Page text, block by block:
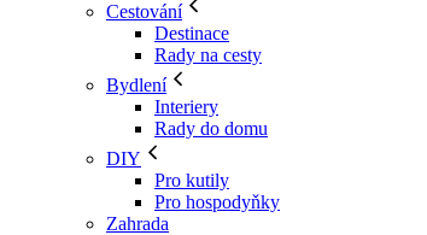
Cestování
Destinace
Rady na cesty
Bydlení
Interiery
Rady do domu
DIY
Pro kutily
Pro hospodyňky
Zahrada